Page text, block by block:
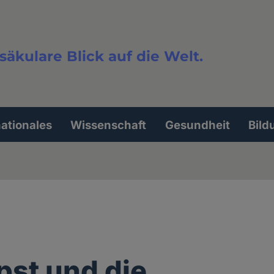
Blick auf die Welt.
Wissenschaft Gesundheit